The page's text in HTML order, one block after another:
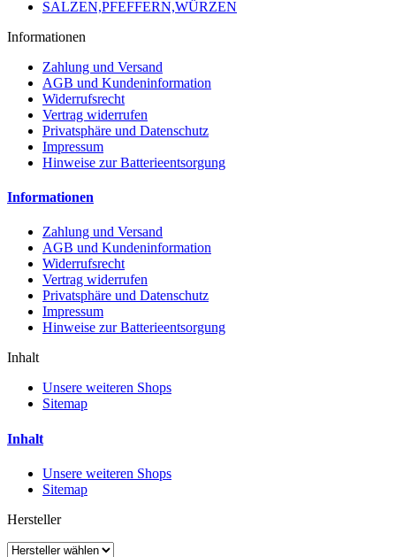
SALZEN,PFEFFERN,WÜRZEN
Informationen
Zahlung und Versand
AGB und Kundeninformation
Widerrufsrecht
Vertrag widerrufen
Privatsphäre und Datenschutz
Impressum
Hinweise zur Batterieentsorgung
Informationen
Zahlung und Versand
AGB und Kundeninformation
Widerrufsrecht
Vertrag widerrufen
Privatsphäre und Datenschutz
Impressum
Hinweise zur Batterieentsorgung
Inhalt
Unsere weiteren Shops
Sitemap
Inhalt
Unsere weiteren Shops
Sitemap
Hersteller